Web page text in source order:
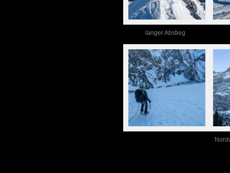
langer Abstieg